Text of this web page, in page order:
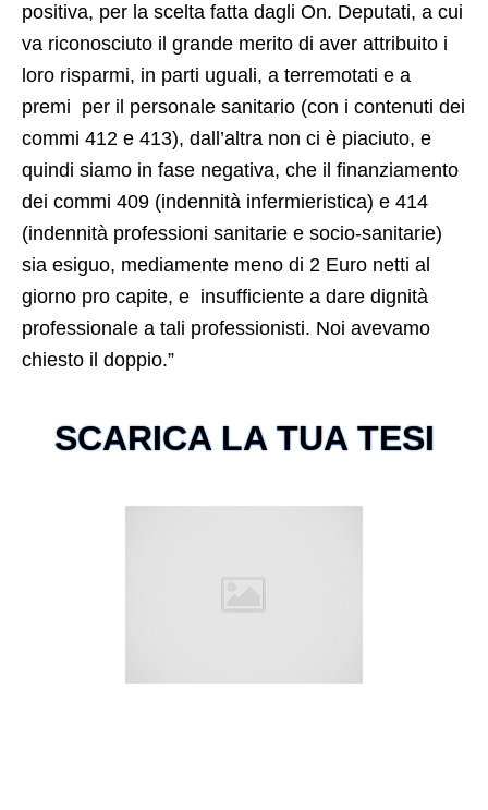
positiva, per la scelta fatta dagli On. Deputati, a cui
va riconosciuto il grande merito di aver attribuito i
loro risparmi, in parti uguali, a terremotati e a
premi per il personale sanitario (con i contenuti dei
commi 412 e 413), dall’altra non ci è piaciuto, e
quindi siamo in fase negativa, che il finanziamento
dei commi 409 (indennità infermieristica) e 414
(indennità professioni sanitarie e socio-sanitarie)
sia esiguo, mediamente meno di 2 Euro netti al
giorno pro capite, e insufficiente a dare dignità
professionale a tali professionisti. Noi avevamo
chiesto il doppio.”
SCARICA LA TUA TESI